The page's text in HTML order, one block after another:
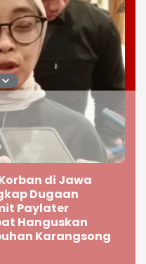
di Jawa
Dugaan
Paylater
Hanguskan
Karangsong